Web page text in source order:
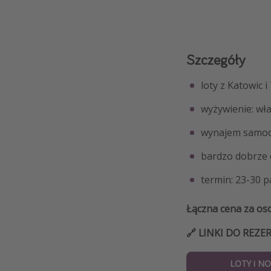
Szczegóły
loty z Katowic i
wyżywienie:
wynajem
bardzo dobrze
termin: 23-30
Łączna cena za
🔗 LINKI DO
LOTY i